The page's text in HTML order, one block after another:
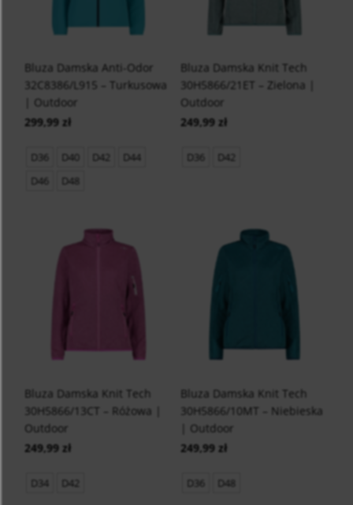
Bluza Damska Anti-Odor
32C8386/L915 – Turkusowa
| Outdoor
299,99 zł
D36 D40 D42
D44
D46
D48
Bluza Damska Knit Tech
30H5866/21ET – Zielona |
Outdoor
249,99 zł
D36 D42
Bluza Damska Knit Tech
30H5866/13CT – Różowa |
Outdoor
249,99 zł
D34 D42
Bluza Damska Knit Tech
30H5866/10MT – Niebieska
| Outdoor
249,99 zł
D36 D48